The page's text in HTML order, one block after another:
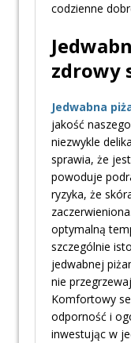
codzienne
zdrowy
Jedwabna
jakość
niezwykle
sprawia, że
powoduje
ryzyka, że
optymalną
szczególnie
jedwabnej
nie
Komfortowy
odporność i
inwestując w